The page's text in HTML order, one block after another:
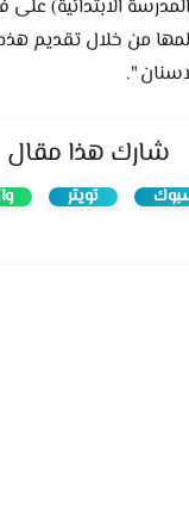
الابتدائية) على
من خلال تقديم
".
شارك هذا مقال
تويتر